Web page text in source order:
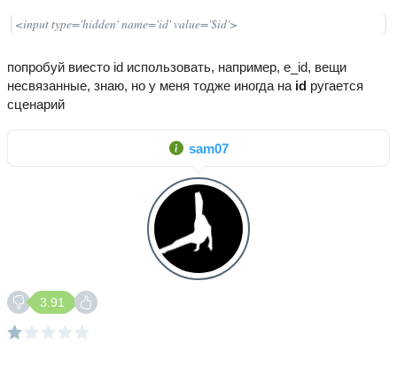
<input type='hidden' name='id' value='$id'>
попробуй виесто id использовать, например, e_id, вещи
несвязанные, знаю, но у меня тодже иногда на id ругается
сценарий
sam07
3.91